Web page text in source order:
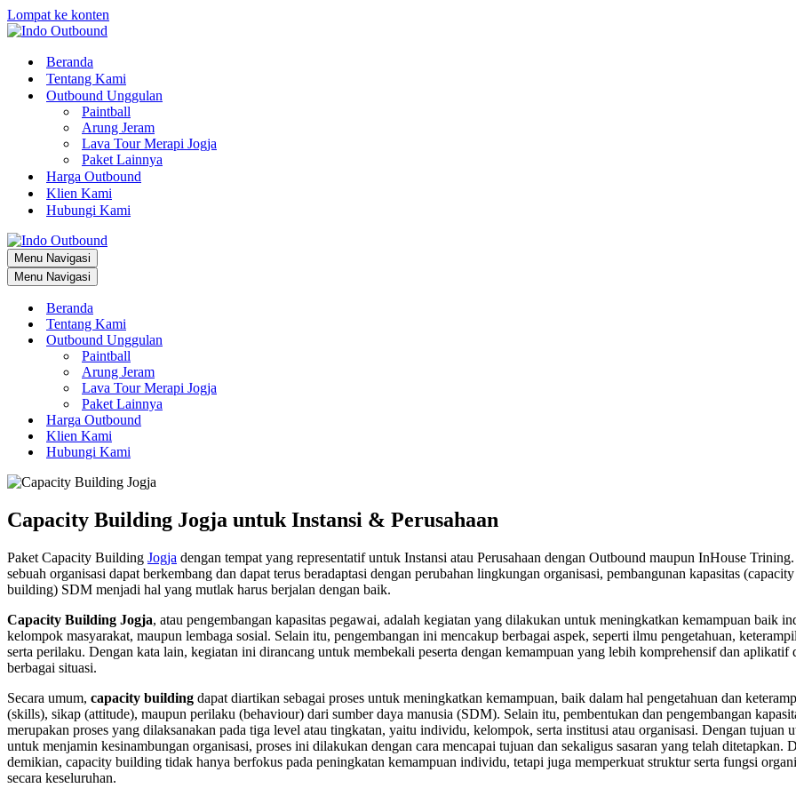
Lompat ke konten
Beranda
Tentang Kami
Outbound Unggulan
Paintball
Arung Jeram
Lava Tour Merapi Jogja
Paket Lainnya
Harga Outbound
Klien Kami
Hubungi Kami
Menu Navigasi
Menu Navigasi
Beranda
Tentang Kami
Outbound Unggulan
Paintball
Arung Jeram
Lava Tour Merapi Jogja
Paket Lainnya
Harga Outbound
Klien Kami
Hubungi Kami
Capacity Building Jogja untuk Instansi & Perusahaan
Paket Capacity Building Jogja dengan tempat yang representatif untuk Instansi atau Perusahaan dengan Outbound maupun InHouse
sebuah organisasi dapat berkembang dan dapat terus beradaptasi dengan perubahan lingkungan organisasi, pembangunan kapasitas (capacity
building) SDM menjadi hal yang mutlak harus berjalan dengan baik.
Capacity Building Jogja, atau pengembangan kapasitas pegawai, adalah kegiatan yang dilakukan untuk meningkatkan kemampuan baik
kelompok masyarakat, maupun lembaga sosial. Selain itu, pengembangan ini mencakup berbagai aspek, seperti ilmu pengetahuan,
serta perilaku. Dengan kata lain, kegiatan ini dirancang untuk membekali peserta dengan kemampuan yang lebih komprehensif dan aplikatif
berbagai situasi.
Secara umum, capacity building dapat diartikan sebagai proses untuk meningkatkan kemampuan, baik dalam hal pengetahuan dan
(skills), sikap (attitude), maupun perilaku (behaviour) dari sumber daya manusia (SDM). Selain itu, pembentukan dan pengembangan
merupakan proses yang dilaksanakan pada tiga level atau tingkatan, yaitu individu, kelompok, serta institusi atau organisasi. Dengan tujuan
untuk menjamin kesinambungan organisasi, proses ini dilakukan dengan cara mencapai tujuan dan sekaligus sasaran yang telah ditetapkan.
demikian, capacity building tidak hanya berfokus pada peningkatan kemampuan individu, tetapi juga memperkuat struktur serta fungsi
secara keseluruhan.